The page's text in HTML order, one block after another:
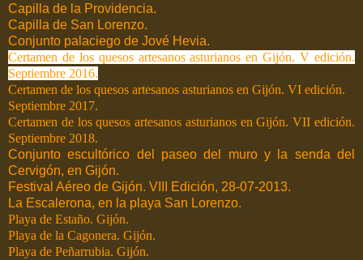
Capilla de la Providencia.
Capilla de San Lorenzo.
Conjunto palaciego de Jové Hevia.
Certamen de los quesos artesanos asturianos en Gijón. V edición.
Septiembre 2016.
Certamen de los quesos artesanos asturianos en Gijón. VI edición.
Septiembre 2017.
Certamen de los quesos artesanos asturianos en Gijón. VII edición.
Septiembre 2018.
Conjunto escultórico del paseo del muro y la senda del
Cervigón, en Gijón.
Festival Aéreo de Gijón. VIII Edición, 28-07-2013.
La Escalerona, en la playa San Lorenzo.
Playa de Estaño. Gijón.
Playa de la Cagonera. Gijón.
Playa de Peñarrubia. Gijón.